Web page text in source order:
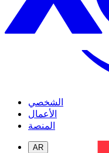
الشخصي
الأعمال
المنصة
AR